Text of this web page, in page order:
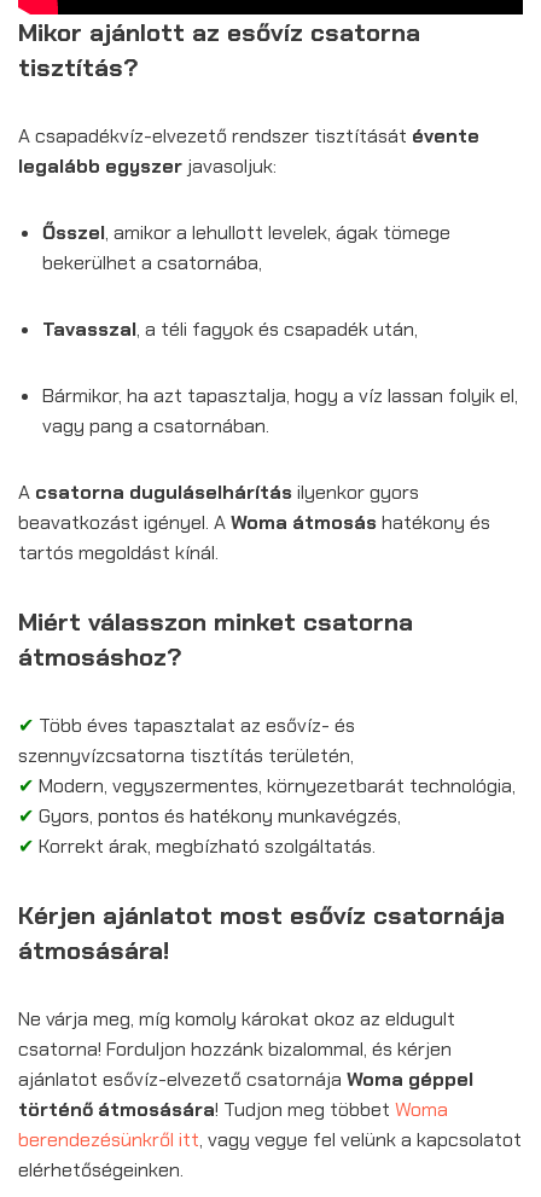
Mikor ajánlott az esővíz csatorna
tisztítás?
A csapadékvíz-elvezető rendszer tisztítását évente
legalább egyszer javasoljuk:
Ősszel, amikor a lehullott levelek, ágak tömege
bekerülhet a csatornába,
Tavasszal, a téli fagyok és csapadék után,
Bármikor, ha azt tapasztalja, hogy a víz lassan folyik el,
vagy pang a csatornában.
A csatorna duguláselhárítás ilyenkor gyors
beavatkozást igényel. AWoma átmosás hatékony és
tartós megoldást kínál.
Miért válasszon minket csatorna
átmosáshoz?
✔ Több éves tapasztalat az esővíz- és
szennyvízcsatorna tisztítás területén,
✔ Modern, vegyszermentes, környezetbarát technológia,
✔ Gyors, pontos és hatékony munkavégzés,
✔ Korrekt árak, megbízható szolgáltatás.
Kérjen ajánlatot most esővíz csatornája
átmosására!
Ne várja meg, míg komoly károkat okoz az eldugult
csatorna! Forduljon hozzánk bizalommal, és kérjen
ajánlatot esővíz-elvezető csatornája Woma géppel
történő átmosására! Tudjon meg többet Woma
berendezésünkről itt, vagy vegye fel velünk a kapcsolatot
elérhetőségeinken.